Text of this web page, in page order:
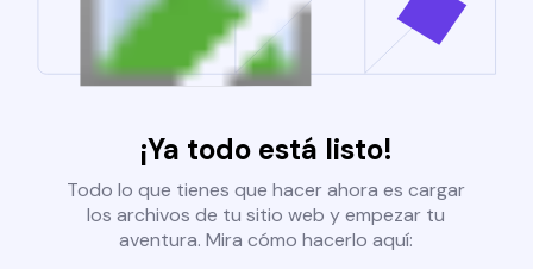
¡Ya todo está listo!
Todo lo que tienes que hacer ahora es cargar
los archivos de tu sitio web y empezar tu
aventura. Mira cómo hacerlo aquí: